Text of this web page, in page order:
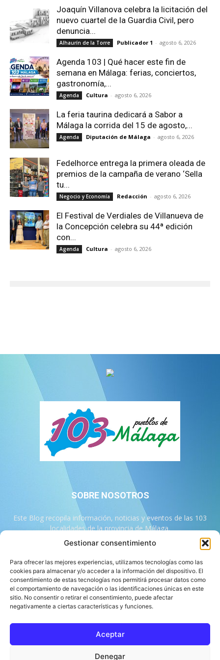
Gestionar consentimiento
Para ofrecer las mejores experiencias, utilizamos tecnologías como las
cookies para almacenar y/o acceder a la información del dispositivo. El
consentimiento de estas tecnologías nos permitirá procesar datos como
el comportamiento de navegación o las identificaciones únicas en este
sitio. No consentir o retirar el consentimiento, puede afectar
negativamente a ciertas características y funciones.
Aceptar
Denegar
Joaquín Villanova celebra la licitación del
nuevo cuartel de la Guardia Civil, pero
denuncia...
Alhaurín de la Torre Publicador 1 - agosto 6, 2026
Agenda 103 | Qué hacer este fin de
semana en Málaga: ferias, conciertos,
gastronomía,...
Agenda Cultura - agosto 6, 2026
La feria taurina dedicará a Sabor a
Málaga la corrida del 15 de agosto,...
Agenda Diputación de Málaga - agosto 6, 2026
Fedelhorce entrega la primera oleada de
premios de la campaña de verano ‘Sella
tu...
Negocio y Economía Redacción - agosto 6, 2026
El Festival de Verdiales de Villanueva de
la Concepción celebra su 44ª edición
con...
Agenda Cultura - agosto 6, 2026
SOBRE NOSOTROS
Este Blog recopila información, noticias y eventos de las 103
localidades de la provincia de Málaga.
Contáctanos: info@103malaga.com
SÍGUENOS
Equipo de 103 Málaga